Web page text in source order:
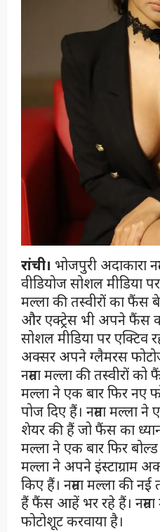
रांची। भोजपुरी अदाकारा
वीडियोज सोशल मीडिया
मल्ला की तस्वीरों का फैंस
और एक्ट्रेस भी अपने फैंस
सोशल मीडिया पर एक्टिव
अक्सर अपने ग्लैमरस
नम्रता मल्ला की तस्वीरों
मल्ला ने एक बार फिर नए
पोज दिए हैं। नम्रता मल्ला
शेयर की हैं जो फैंस का ध्यान
मल्ला ने एक बार फिर बोल्ड
मल्ला ने अपने इंस्टाग्राम
किए हैं। नम्रता मल्ला की नई
हैं फैंस आहें भर रहे हैं। नम्रता
फोटोशूट करवाया है।